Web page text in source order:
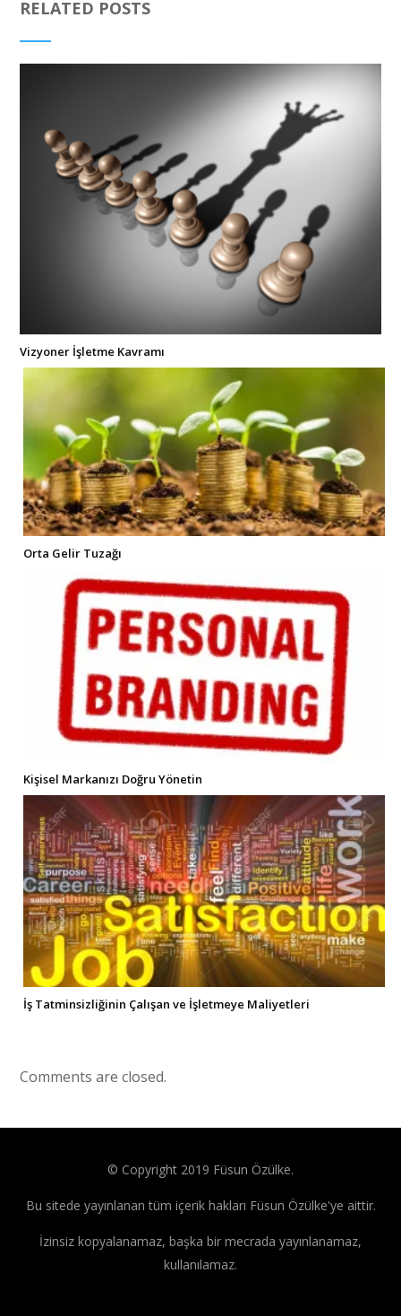
RELATED POSTS
Vizyoner İşletme Kavramı
Orta Gelir Tuzağı
Kişisel Markanızı Doğru Yönetin
İş Tatminsizliğinin Çalışan ve İşletmeye Maliyetleri
Comments are closed.
© Copyright 2019 Füsun Özülke.
Bu sitede yayınlanan tüm içerik hakları Füsun Özülke'ye aittir.
İzinsiz kopyalanamaz, başka bir mecrada yayınlanamaz,
kullanılamaz.